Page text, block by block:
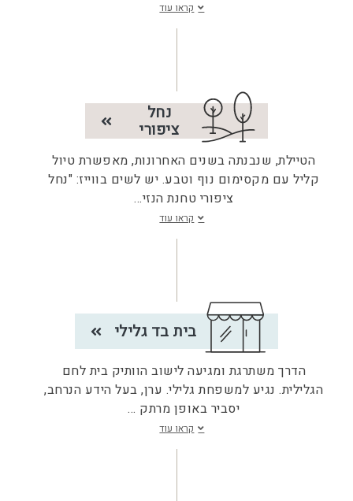
קראו עוד
נחל
ציפורי
הטיילת, שנבנתה בשנים האחרונות, מאפשרת טיול
קליל עם מקסימום נוף וטבע. יש לשים בווייז: "נחל
ציפורי טחנת הנזי...
קראו עוד
בית בד גלילי
הדרך משתרגת ומגיעה לישוב הוותיק בית לחם
הגלילית. נגיע למשפחת גלילי. ערן, בעל הידע הנרחב,
יסביר באופן מרתק ...
קראו עוד